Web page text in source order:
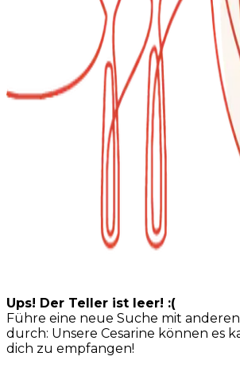
Ups! Der Teller ist leer! :(
Führe eine neue Suche mit
durch: Unsere Cesarine können es
dich zu empfangen!